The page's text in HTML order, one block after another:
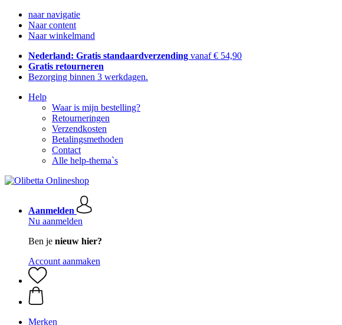
naar navigatie
Naar content
Naar winkelmand
Nederland: Gratis standaardverzending vanaf € 54,90
Gratis retourneren
Bezorging binnen 3 werkdagen.
Help
Waar is mijn bestelling?
Retourneringen
Verzendkosten
Betalingsmethoden
Contact
Alle help-thema`s
Aanmelden
Nu aanmelden
Ben je nieuw hier?
Account aanmaken
Merken